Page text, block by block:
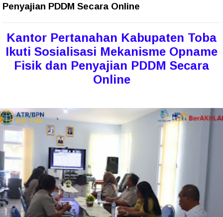
Penyajian PDDM Secara Online
Kantor Pertanahan Kabupaten Toba
Ikuti Sosialisasi Mekanisme Opname
Fisik dan Penyajian PDDM Secara
Online